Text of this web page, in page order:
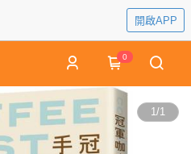
開啟APP
0
1/1